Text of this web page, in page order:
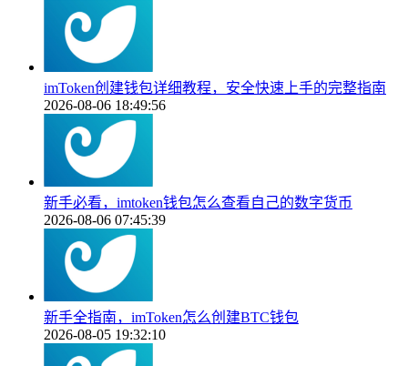
imToken创建钱包详细教程，安全快速上手的完整指南
2026-08-06 18:49:56
新手必看，imtoken钱包怎么查看自己的数字货币
2026-08-06 07:45:39
新手全指南，imToken怎么创建BTC钱包
2026-08-05 19:32:10